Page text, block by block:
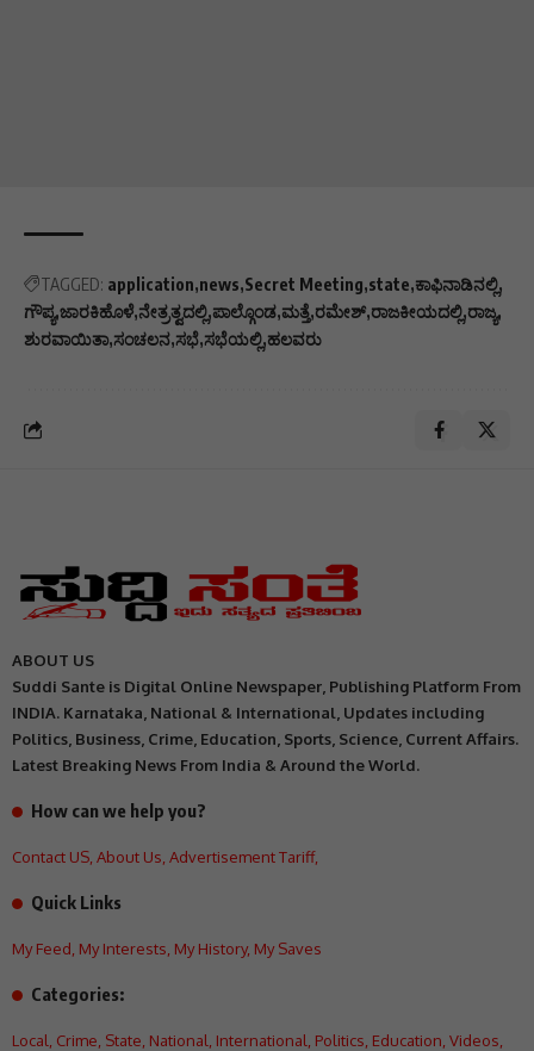
TAGGED: application news Secret Meeting state ಕಾಫಿನಾಡಿನಲ್ಲಿ
ಗೌಪ್ಯ ಜಾರಕಿಹೊಳೆ ನೇತ್ರತ್ವದಲ್ಲಿ ಪಾಲ್ಗೊಂಡ ಮತ್ತೆ ರಮೇಶ್ ರಾಜಕೀಯದಲ್ಲಿ ರಾಜ್ಯ
ಶುರವಾಯಿತಾ ಸಂಚಲನ ಸಭೆ ಸಭೆಯಲ್ಲಿ ಹಲವರು
ABOUT US
Suddi Sante is Digital Online Newspaper, Publishing Platform From
INDIA. Karnataka, National & International, Updates including
Politics, Business, Crime, Education, Sports, Science, Current Affairs.
Latest Breaking News From India & Around the World.
How can we help you?
Contact US About Us Advertisement Tariff,
Quick Links
My Feed My Interests My History, My Saves
Categories:
Local Crime State National International Politics Education Videos